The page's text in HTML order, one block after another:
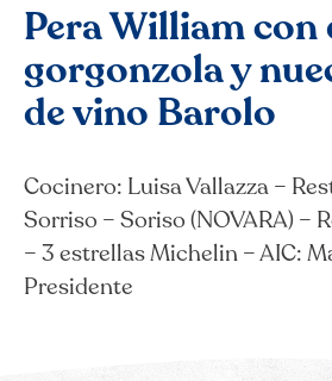
Pera William con
gorgonzola y
de vino Barolo
Cocinero: Luisa Vallazza –
Sorriso – Soriso (NOVARA) –
– 3 estrellas Michelin – AIC:
Presidente